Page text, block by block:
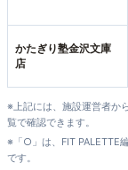
かたぎり塾金沢文庫
店
※上記には、施設運営者か
覧で確認できます。
※「○」は、FIT PALETTE
です。